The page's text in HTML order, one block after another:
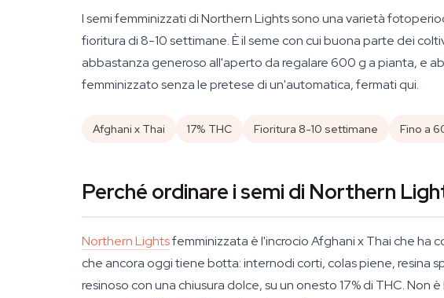
I semi femminizzati di Northern Lights sono una varietà
fioritura di 8-10 settimane. È il seme con cui buona parte dei
abbastanza generoso all'aperto da regalare 600 g a pianta, e
femminizzato senza le pretese di un'automatica, fermati qui.
Afghani x Thai 17% THC Fioritura 8-10 settimane Fino a
Perché ordinare i semi di Northern
Northern Lightsfemminizzata è l'incrocio Afghani x Thai che
che ancora oggi tiene botta: internodi corti, colas piene, resina
resinoso con una chiusura dolce, su un onesto 17% di THC.